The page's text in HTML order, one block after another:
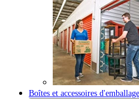
Boîtes et accessoires d'emballage